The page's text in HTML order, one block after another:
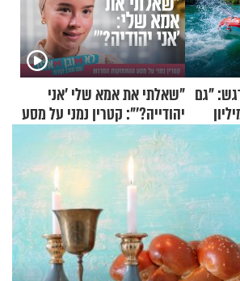
"גם "שאלתי את אמא שלי 'אני
יהודייה?'": קטרין נמני על מסע
ההתחזקות המרגש